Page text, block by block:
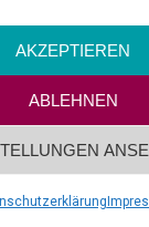
AKZEPTIEREN
ABLEHNEN
Footer-Menü